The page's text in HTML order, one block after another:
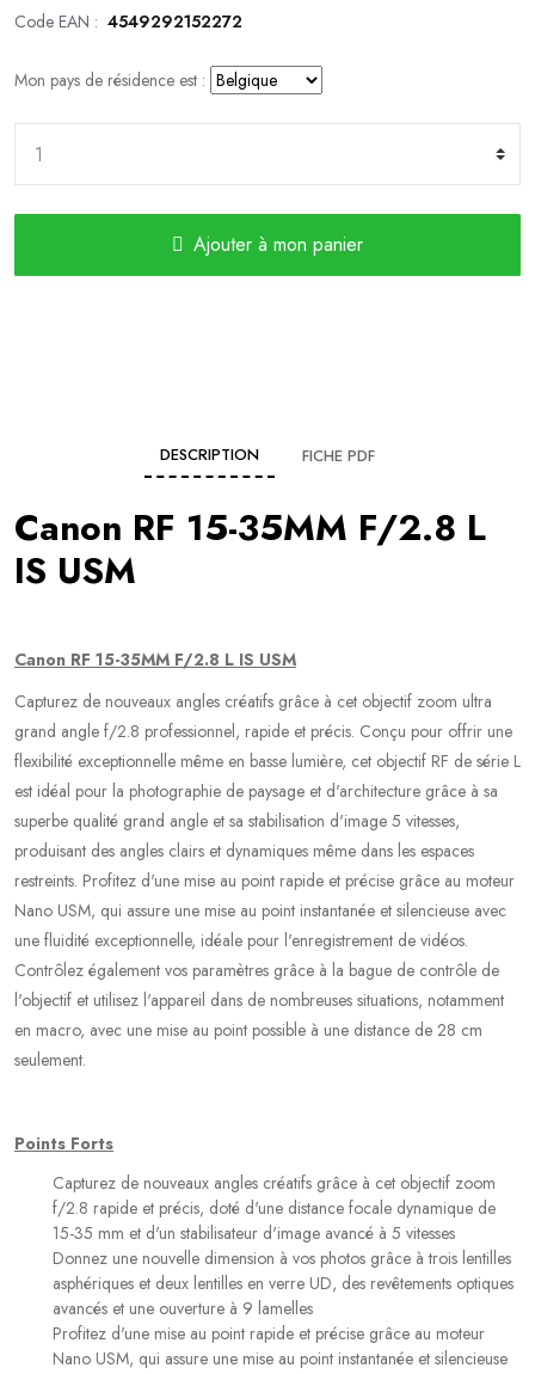
Code EAN : 4549292152272
Mon pays de résidence est :
Ajouter à mon panier
DESCRIPTION FICHE PDF
Canon RF 15-35MM F/2.8 L
IS USM
Canon RF 15-35MM F/2.8 L IS USM
Capturez de nouveaux angles créatifs grâce à cet objectif zoom ultra
grand angle f/2.8 professionnel, rapide et précis. Conçu pour offrir une
flexibilité exceptionnelle même en basse lumière, cet objectif RF de série L
est idéal pour la photographie de paysage et d'architecture grâce à sa
superbe qualité grand angle et sa stabilisation d'image 5 vitesses,
produisant des angles clairs et dynamiques même dans les espaces
restreints. Profitez d'une mise au point rapide et précise grâce au moteur
Nano USM, qui assure une mise au point instantanée et silencieuse avec
une fluidité exceptionnelle, idéale pour l'enregistrement de vidéos.
Contrôlez également vos paramètres grâce à la bague de contrôle de
l'objectif et utilisez l'appareil dans de nombreuses situations, notamment
en macro, avec une mise au point possible à une distance de 28 cm
seulement.
Points Forts
Capturez de nouveaux angles créatifs grâce à cet objectif zoom
f/2.8 rapide et précis, doté d'une distance focale dynamique de
15-35 mm et d'un stabilisateur d'image avancé à 5 vitesses
Donnez une nouvelle dimension à vos photos grâce à trois lentilles
asphériques et deux lentilles en verre UD, des revêtements optiques
avancés et une ouverture à 9 lamelles
Profitez d'une mise au point rapide et précise grâce au moteur
Nano USM, qui assure une mise au point instantanée et silencieuse